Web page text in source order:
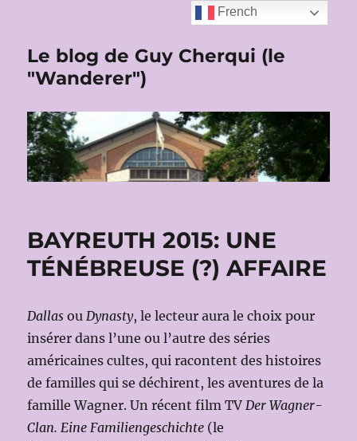
Le blog de Guy Cherqui (le
"Wanderer")
BAYREUTH 2015: UNE
TÉNÉBREUSE (?) AFFAIRE
Dallas ouDynasty, le lecteur aura le choix pour
insérer dans l’une ou l’autre des séries
américaines cultes, qui racontent des histoires
de familles qui se déchirent, les aventures de la
famille Wagner. Un récent film TVDer Wagner-
Clan. Eine Familiengeschichte (le
French